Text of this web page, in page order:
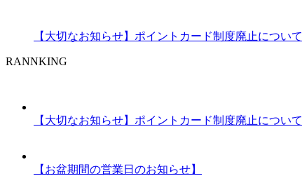
【大切なお知らせ】ポイントカード制度廃止について
RANNKING
【大切なお知らせ】ポイントカード制度廃止について
【お盆期間の営業日のお知らせ】